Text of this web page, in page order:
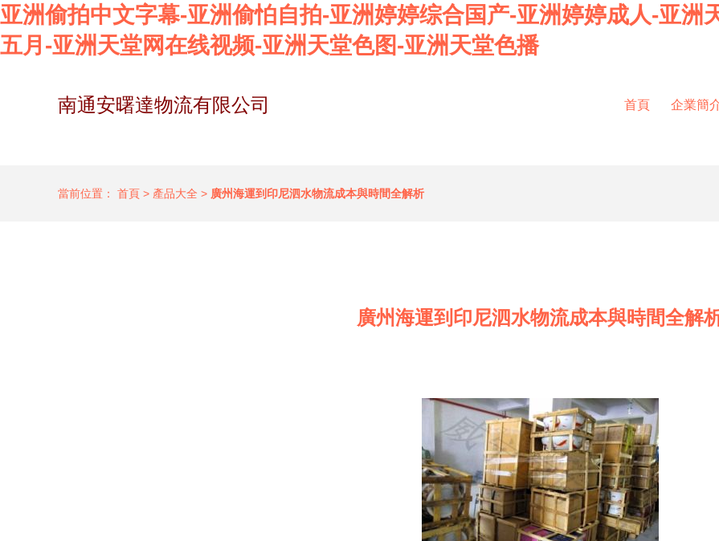
亚洲偷拍中文字幕-亚洲偷怕自拍-亚洲婷婷综合国产-亚洲婷婷成人-亚洲
五月-亚洲天堂网在线视频-亚洲天堂色图-亚洲天堂色播
南通安曙達物流有限公司 首頁 企業簡
當前位置： 首頁 > 產品大全 > 廣州海運到印尼泗水物流成本與時間全解析
廣州海運到印尼泗水物流成本與時間全解